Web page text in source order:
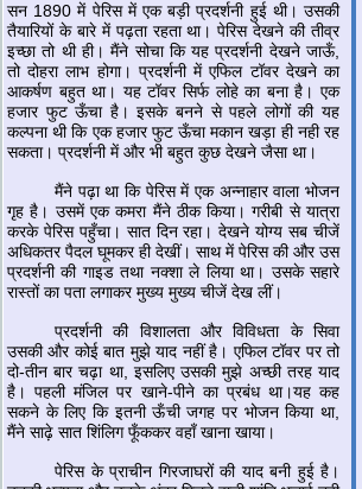
सन 1890 में पेरिस में एक बड़ी प्रदर्शनी हुई थी। उसकी
तैयारियों के बारे में पढ़ता रहता था। पेरिस देखने की तीव्र
इच्छा तो थी ही। मैंने सोचा कि यह प्रदर्शनी देखने जाऊँ,
तो दोहरा लाभ होगा। प्रदर्शनी में एफिल टॉवर देखने का
आकर्षण बहुत था। यह टॉवर सिर्फ लोहे का बना है। एक
हजार फुट ऊँचा है। इसके बनने से पहले लोगों की यह
कल्पना थी कि एक हजार फुट ऊँचा मकान खड़ा ही नही रह
सकता। प्रदर्शनी में और भी बहुत कुछ देखने जैसा था।
मैंने पढ़ा था कि पेरिस में एक अन्नाहार वाला भोजन
गृह है। उसमें एक कमरा मैंने ठीक किया। गरीबी से यात्रा
करके पेरिस पहुँचा। सात दिन रहा। देखने योग्य सब चीजें
अधिकतर पैदल घूमकर ही देखीं। साथ में पेरिस की और उस
प्रदर्शनी की गाइड तथा नक्शा ले लिया था। उसके सहारे
रास्तों का पता लगाकर मुख्य मुख्य चीजें देख लीं।
प्रदर्शनी की विशालता और विविधता के सिवा
उसकी और कोई बात मुझे याद नहीं है। एफिल टॉवर पर तो
दो-तीन बार चढ़ा था, इसलिए उसकी मुझे अच्छी तरह याद
है। पहली मंजिल पर खाने-पीने का प्रबंध था।यह कह
सकने के लिए कि इतनी ऊँची जगह पर भोजन किया था,
मैंने साढ़े सात शिंलिग फूँककर वहाँ खाना खाया।
पेरिस के प्राचीन गिरजाघरों की याद बनी हुई है।